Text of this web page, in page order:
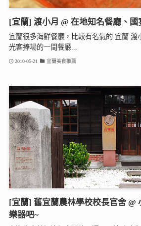
[宜蘭] 渡小月 @ 在地知名餐廳、國
宜蘭很多海鮮餐廳，比較有名氣的 宜蘭 渡
光客捧場的一間餐廳...
2010-05-21 宜蘭美食推薦
[宜蘭] 舊宜蘭農林學校校長官舍 @
樂器吧~